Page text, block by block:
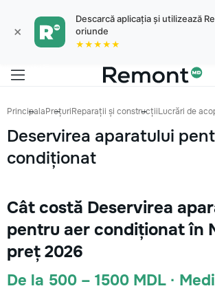
×
Descarcă aplicația și utilizează
oriunde
★★★★★
PrincipalaPrețuriReparații și construcțiiLucrări de
Deservirea aparatului
condiționat
Cât costă Deservirea
pentru aer condiționat în
preț 2026
De la 500 – 1500 MDL ·